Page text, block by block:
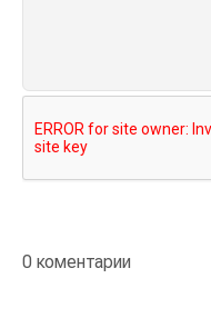
0 коментарии